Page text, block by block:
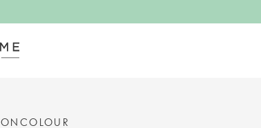
ONCOLOUR